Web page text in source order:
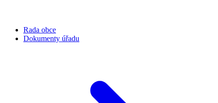
Rada obce
Dokumenty úřadu